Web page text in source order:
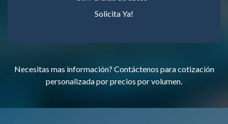
Solicita Ya!
Necesitas mas información? Contáctenos para cotización
personalizada por precios por volumen.